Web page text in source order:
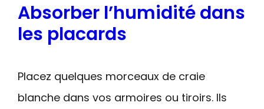
Absorber l’humidité dans
les placards
Placez quelques morceaux de craie
blanche dans vos armoires ou tiroirs. Ils